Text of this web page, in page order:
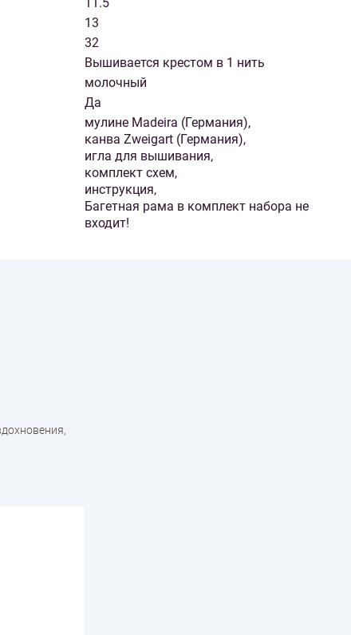
13
32
Вышивается крестом в 1 нить
молочный
Да
мулине Madeira (Германия),
канва Zweigart (Германия),
игла для вышивания,
комплект схем,
инструкция,
Багетная рама в комплект набора не
входит!